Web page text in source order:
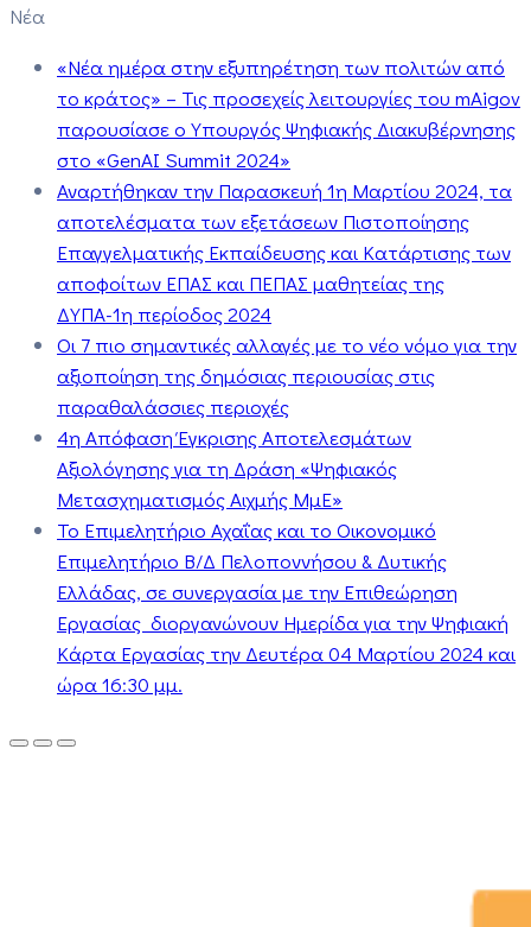
Νέα
«Νέα ημέρα στην εξυπηρέτηση των πολιτών από
το κράτος» – Τις προσεχείς λειτουργίες του mAigov
παρουσίασε ο Υπουργός Ψηφιακής Διακυβέρνησης
στο «GenAI Summit 2024»
Αναρτήθηκαν την Παρασκευή 1η Μαρτίου 2024, τα
αποτελέσματα των εξετάσεων Πιστοποίησης
Επαγγελματικής Εκπαίδευσης και Κατάρτισης των
αποφοίτων ΕΠΑΣ και ΠΕΠΑΣ μαθητείας της
ΔΥΠΑ-1η περίοδος 2024
Οι 7 πιο σημαντικές αλλαγές με το νέο νόμο για την
αξιοποίηση της δημόσιας περιουσίας στις
παραθαλάσσιες περιοχές
4η Απόφαση Έγκρισης Αποτελεσμάτων
Αξιολόγησης για τη Δράση «Ψηφιακός
Μετασχηματισμός Αιχμής ΜμΕ»
Το Επιμελητήριο Αχαΐας και το Οικονομικό
Επιμελητήριο Β/Δ Πελοποννήσου & Δυτικής
Ελλάδας, σε συνεργασία με την Επιθεώρηση
Εργασίας διοργανώνουν Ημερίδα για την Ψηφιακή
Κάρτα Εργασίας την Δευτέρα 04 Μαρτίου 2024 και
ώρα 16:30 μμ.